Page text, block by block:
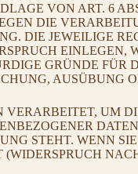
VON ART. 6
DIE
DIE JEWEILIGE
EINLEGEN,
GRÜNDE FÜR
AUSÜBUNG
UM
STEHT. WENN